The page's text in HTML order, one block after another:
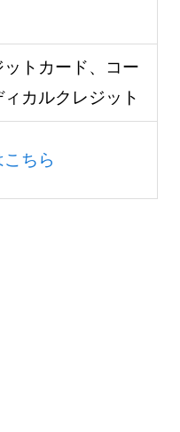
トカード、コー
ィカルクレジット
ちら